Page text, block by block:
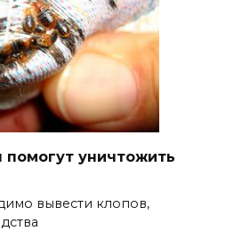
помогут уничтожить
вывести клопов,